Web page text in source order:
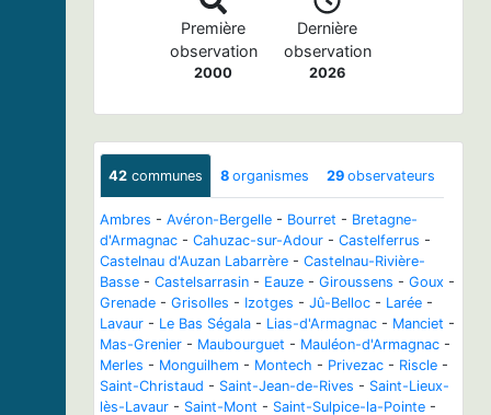
Première
observation
2000
Dernière
observation
2026
42 communes 8 organismes 29 observateurs
Ambres - Avéron-Bergelle - Bourret - Bretagne-
d'Armagnac - Cahuzac-sur-Adour - Castelferrus -
Castelnau d'Auzan Labarrère - Castelnau-Rivière-
Basse - Castelsarrasin - Eauze - Giroussens - Goux -
Grenade - Grisolles - Izotges - Jû-Belloc - Larée -
Lavaur - Le Bas Ségala - Lias-d'Armagnac - Manciet -
Mas-Grenier - Maubourguet - Mauléon-d'Armagnac -
Merles - Monguilhem - Montech - Privezac - Riscle -
Saint-Christaud - Saint-Jean-de-Rives - Saint-Lieux-
lès-Lavaur - Saint-Mont - Saint-Sulpice-la-Pointe -